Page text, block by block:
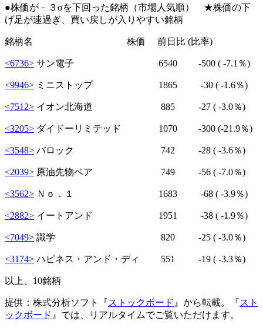
●株価が－３σを下回った銘柄（市場人気順） ★株価の下
げ足が速過ぎ、買い戻しが入りやすい銘柄
銘柄名 株価 前日比 (比率)
<6736> サン電子 6540 -500 ( -7.1％)
<9946> ミニストップ 1865 -30 ( -1.6％)
<7512> イオン北海道 885 -27 ( -3.0％)
<3205> ダイドーリミテッド 1070 -300 (-21.9％)
<3548> バロック 742 -28 ( -3.6％)
<2039> 原油先物ベア 749 -56 ( -7.0％)
<3562> Ｎｏ．１ 1683 -68 ( -3.9％)
<2882> イートアンド 1951 -38 ( -1.9％)
<7049> 識学 820 -25 ( -3.0％)
<3174> ハピネス・アンド・ディ 551 -19 ( -3.3％)
以上、10銘柄
提供：株式分析ソフト『ストックボード 』から転載。『スト
ックボード 』では、リアルタイムでご覧いただけます。